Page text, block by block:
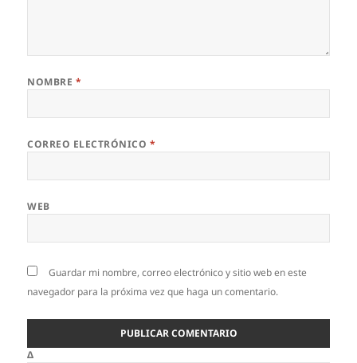
NOMBRE *
CORREO ELECTRÓNICO *
WEB
Guardar mi nombre, correo electrónico y sitio web en este
navegador para la próxima vez que haga un comentario.
Δ